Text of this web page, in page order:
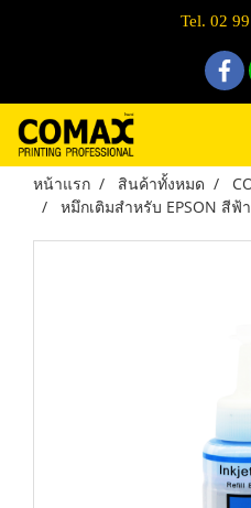
Tel. 02
หน้าแรก สินค้าทั้งหมด
หมึกเติมสำหรับ EPSON สี